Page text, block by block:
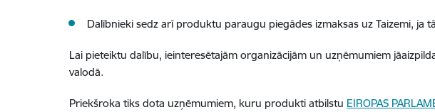
Dalībnieki sedz arī produktu paraugu piegādes izmaksas uz Taizemi, ja
Lai pieteiktu dalību, ieinteresētajām organizācijām un uzņēmumiem
valodā.
Priekšroka tiks dota uzņēmumiem, kuru produkti atbilstu EIROPAS